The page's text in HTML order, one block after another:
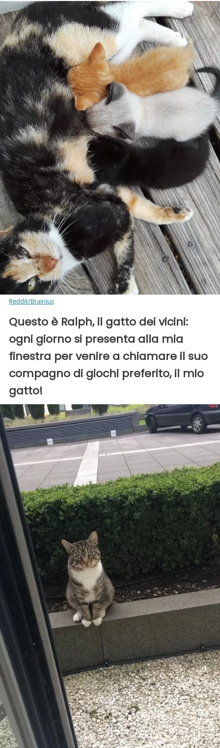
Reddit/Brainius
Questo è Ralph, il gatto dei vicini:
ogni giorno si presenta alla mia
finestra per venire a chiamare il suo
compagno di giochi preferito, il mio
gatto!